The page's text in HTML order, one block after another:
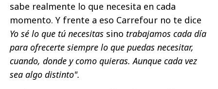
sabe realmente lo que necesita en cada
momento. Y frente a eso Carrefour no te dice
Yo sé lo que tú necesitas sino trabajamos cada día
para ofrecerte siempre lo que puedas necesitar,
cuando, donde y como quieras. Aunque cada vez
sea algo distinto".